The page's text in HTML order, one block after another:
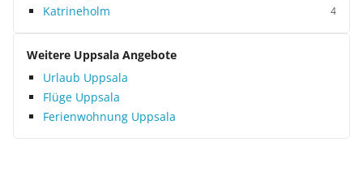
Katrineholm 4
Weitere Uppsala Angebote
Urlaub Uppsala
Flüge Uppsala
Ferienwohnung Uppsala